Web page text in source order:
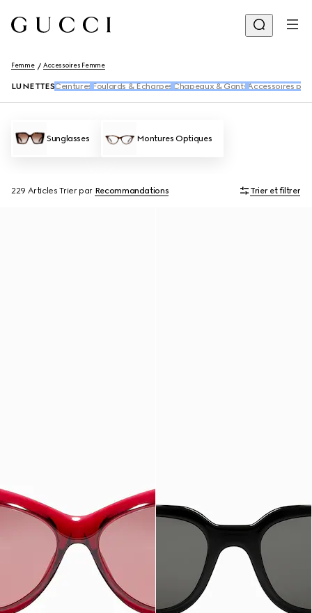
Femme Accessoires Femme
LUNETTES Ceintures Foulards & Écharpes Chapeaux & Gants Accessoires
Sunglasses Montures Optiques
229 Articles Trier par Recommandations Trier et filtrer